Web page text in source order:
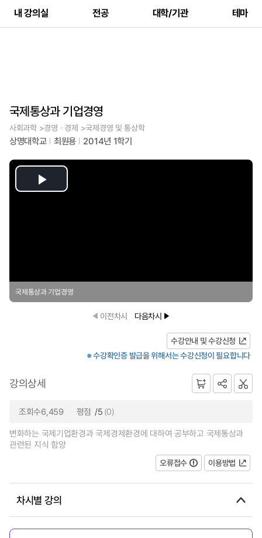
내 강의실 전공 대학/기관 테마
국제통상과 기업경영
사회과학 >경영ㆍ경제 >국제경영 및 통상학
상명대학교 최원용 2014년 1학기
Play
국제통상과 기업경영
이전차시 다음차시
수강안내 및 수강신청
※ 수강확인증 발급을 위해서는 수강신청이 필요합니다
강의상세
조회수6,459 평점 /5 (0)
변화하는 국제기업환경과 국제경제환경에 대하여 공부하고 국제통상과
관련된 지식 함양
오류접수
이용방법
차시별 강의